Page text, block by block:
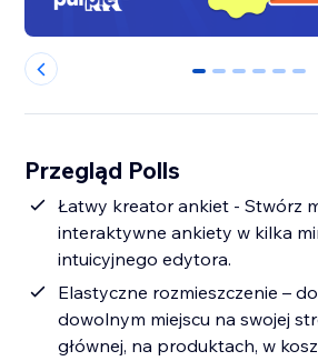
0 1 2 3 4 5
Przegląd Polls
Łatwy kreator ankiet - Stwórz
interaktywne ankiety w kilka
intuicyjnego edytora.
Elastyczne rozmieszczenie –
dowolnym miejscu na swojej
głównej, na produktach, w